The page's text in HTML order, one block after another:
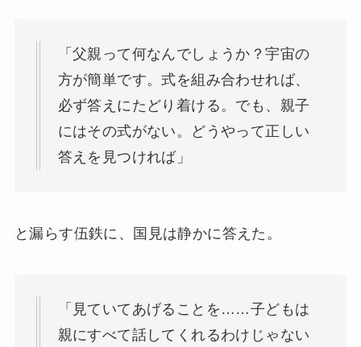
「父親って何なんでしょうか？宇宙の
方が簡単です。式を組み合わせれば、
必ず答えにたどり着ける。でも、親子
にはその式がない。どうやって正しい
答えを見つければ」
と漏らす伍鉄に、国見は静かに答えた。
「見ていてあげることを……子どもは
親にすべて話してくれるわけじゃない